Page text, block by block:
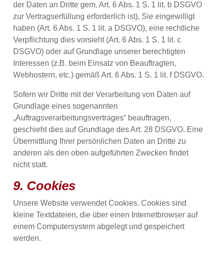
der Daten an Dritte gem. Art. 6 Abs. 1 S. 1 lit. b DSGVO
zur Vertragserfüllung erforderlich ist), Sie eingewilligt
haben (Art. 6 Abs. 1 S. 1 lit. a DSGVO), eine rechtliche
Verpflichtung dies vorsieht (Art. 6 Abs. 1 S. 1 lit. c
DSGVO) oder auf Grundlage unserer berechtigten
Interessen (z.B. beim Einsatz von Beauftragten,
Webhostern, etc.) gemäß Art. 6 Abs. 1 S. 1 lit. f DSGVO.
Sofern wir Dritte mit der Verarbeitung von Daten auf
Grundlage eines sogenannten
„Auftragsverarbeitungsvertrages“ beauftragen,
geschieht dies auf Grundlage des Art. 28 DSGVO. Eine
Übermittlung Ihrer persönlichen Daten an Dritte zu
anderen als den oben aufgeführten Zwecken findet
nicht statt.
9. Cookies
Unsere Website verwendet Cookies. Cookies sind
kleine Textdateien, die über einen Internetbrowser auf
einem Computersystem abgelegt und gespeichert
werden.